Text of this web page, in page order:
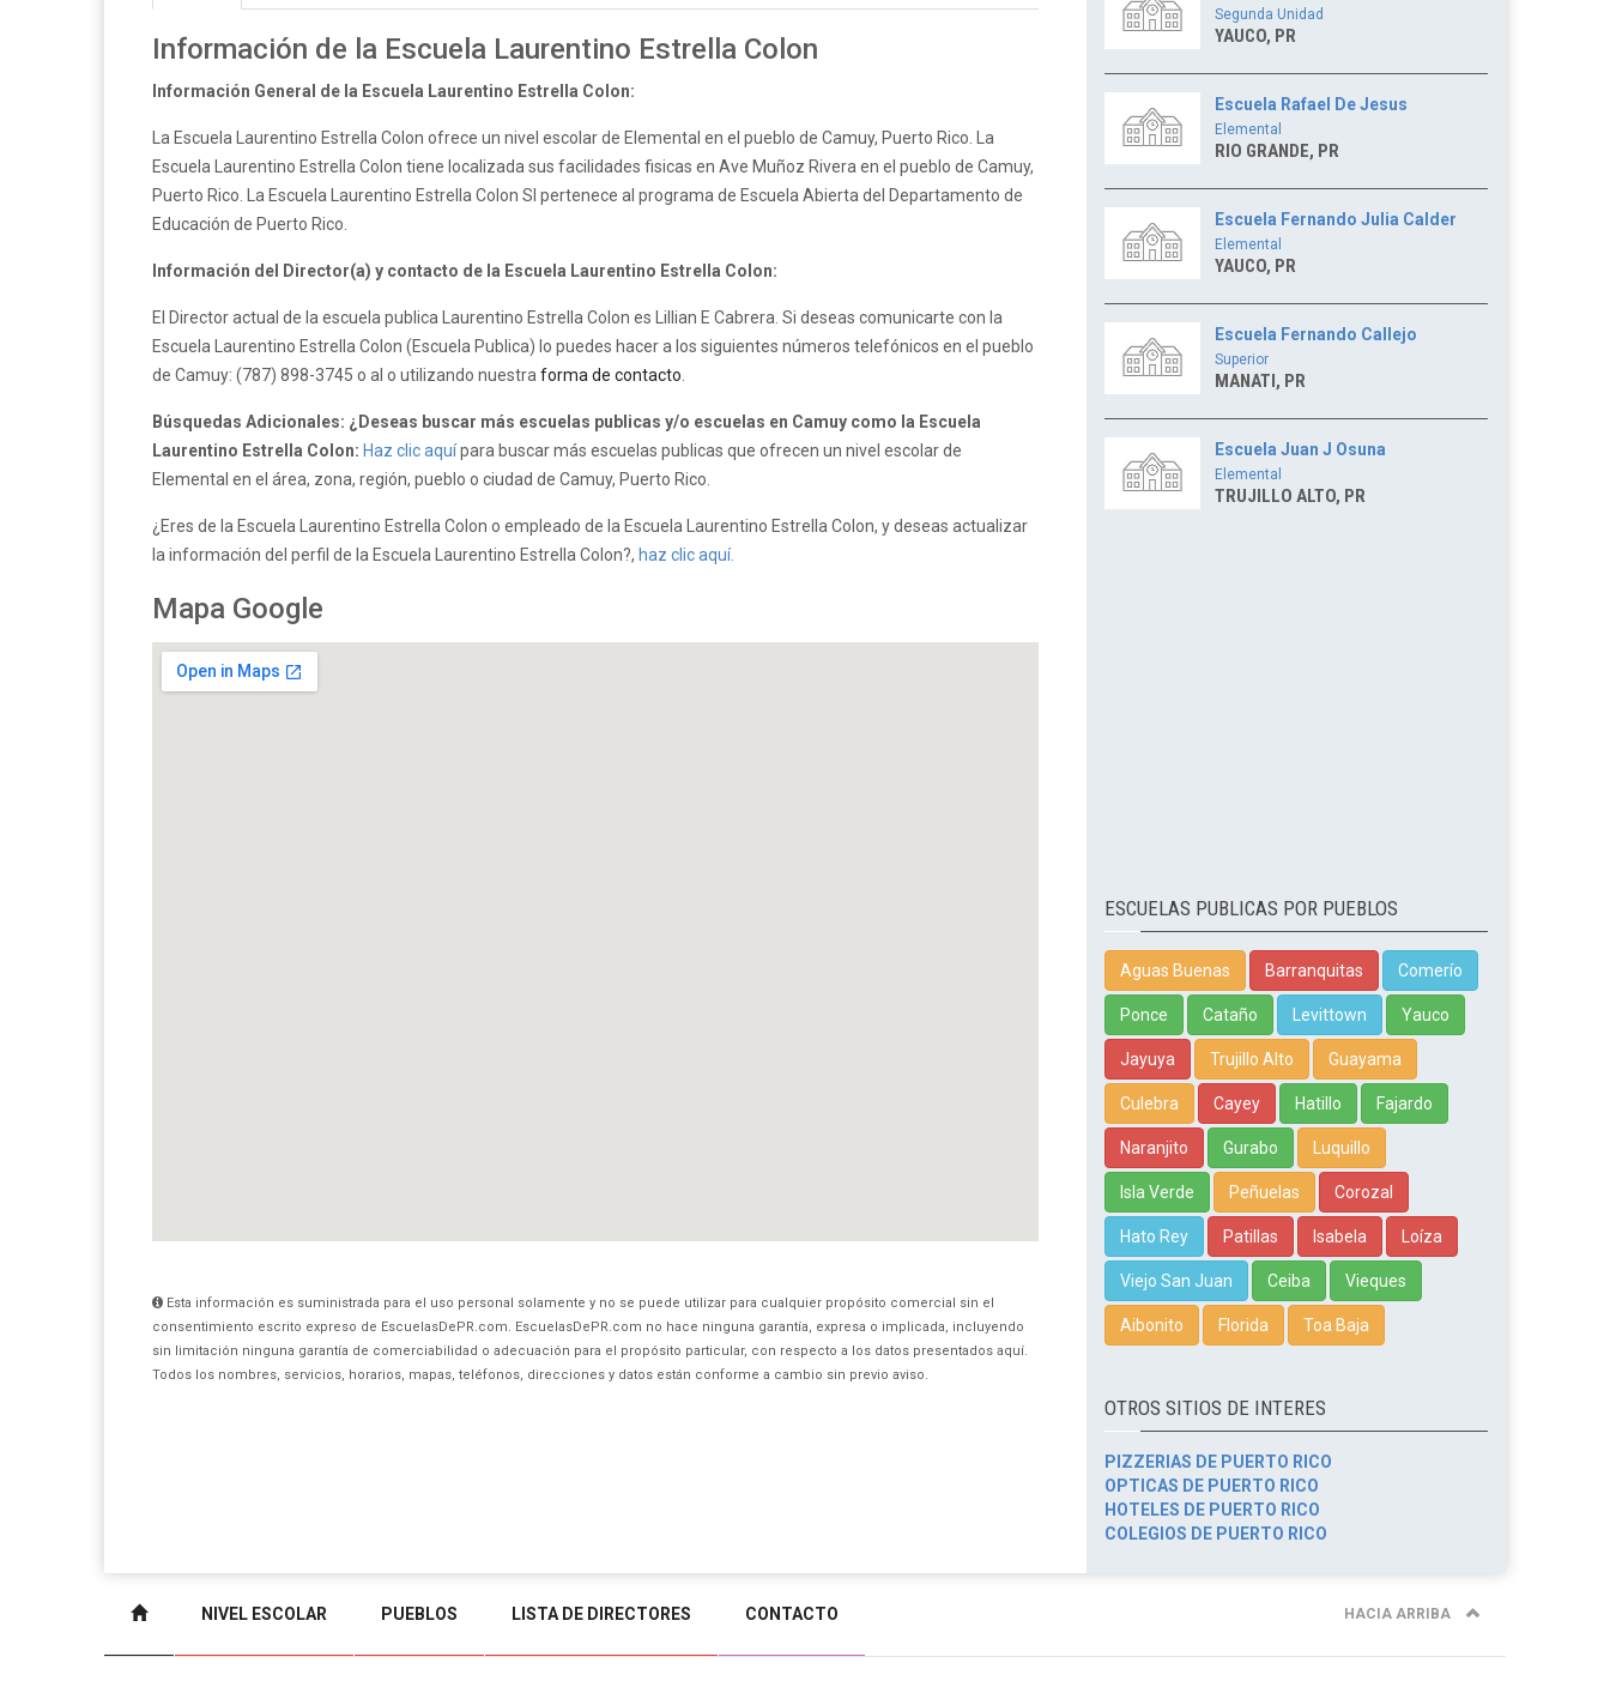
Información de la Escuela Laurentino Estrella Colon
Información General de la Escuela Laurentino Estrella Colon:
La Escuela Laurentino Estrella Colon ofrece un nivel escolar de Elemental en el pueblo de Camuy, Puerto Rico. La
Escuela Laurentino Estrella Colon tiene localizada sus facilidades fisicas en Ave Muñoz Rivera en el pueblo de Camuy,
Puerto Rico. La Escuela Laurentino Estrella Colon SI pertenece al programa de Escuela Abierta del Departamento de
Educación de Puerto Rico.
Información del Director(a) y contacto de la Escuela Laurentino Estrella Colon:
El Director actual de la escuela publica Laurentino Estrella Colon es Lillian E Cabrera. Si deseas comunicarte con la
Escuela Laurentino Estrella Colon (Escuela Publica) lo puedes hacer a los siguientes números telefónicos en el pueblo
de Camuy: (787) 898-3745 o al o utilizando nuestra forma de contacto
Búsquedas Adicionales: ¿Deseas buscar más escuelas publicas y/o escuelas en Camuy como la Escuela
Laurentino Estrella Colon: Haz clic aquípara buscar más escuelas publicas que ofrecen un nivel escolar de
Elemental en el área, zona, región, pueblo o ciudad de Camuy, Puerto Rico.
¿Eres de la Escuela Laurentino Estrella Colon o empleado de la Escuela Laurentino Estrella Colon, y deseas actualizar
la información del perfil de la Escuela Laurentino Estrella Colon?, haz clic aquí.
Mapa Google
Esta información es suministrada para el uso personal solamente y no se puede utilizar para cualquier propósito comercial sin el
consentimiento escrito expreso de EscuelasDePR.com. EscuelasDePR.com no hace ninguna garantía, expresa o implicada, incluyendo
sin limitación ninguna garantía de comerciabilidad o adecuación para el propósito particular, con respecto a los datos presentados aquí.
Todos los nombres, servicios, horarios, mapas, teléfonos, direcciones y datos están conforme a cambio sin previo aviso.
Segunda Unidad
YAUCO, PR
Escuela Rafael De Jesus
Elemental
RIO GRANDE, PR
Escuela Fernando Julia Calder
Elemental
YAUCO, PR
Escuela Fernando Callejo
Superior
MANATI, PR
Escuela Juan J Osuna
Elemental
TRUJILLO ALTO, PR
ESCUELAS PUBLICAS POR PUEBLOS
Aguas Buenas Barranquitas Comerío
Ponce Cataño Levittown Yauco
Jayuya Trujillo Alto Guayama
Culebra Cayey Hatillo Fajardo
Naranjito Gurabo Luquillo
Isla Verde Peñuelas Corozal
Hato Rey Patillas Isabela Loíza
Viejo San Juan Ceiba Vieques
Aibonito Florida Toa Baja
OTROS SITIOS DE INTERES
PIZZERIAS DE PUERTO RICO
OPTICAS DE PUERTO RICO
HOTELES DE PUERTO RICO
COLEGIOS DE PUERTO RICO
NIVEL ESCOLAR PUEBLOS LISTA DE DIRECTORES CONTACTO HACIA ARRIBA